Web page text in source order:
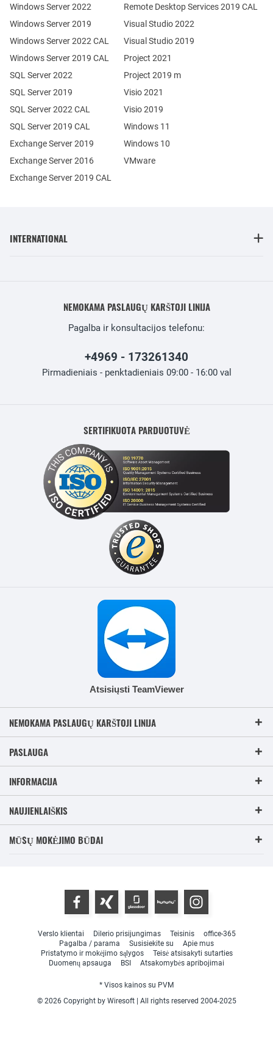
Windows Server 2022
Windows Server 2019
Exchange Server 2019
Exchange Server 2016
SQL Server 2022
SQL Server 2019
Windows Server 2022 CAL
Windows Server 2019 CAL
SQL Server 2022 CAL
SQL Server 2019 CAL
Remote Desktop Services 2019 CAL
Exchange Server 2019 CAL
Visual Studio 2022
Visual Studio 2019
Project 2021
Project 2019 m
Visio 2021
Visio 2019
Windows 11
Windows 10
VMware
INTERNATIONAL
NEMOKAMA PASLAUGŲ KARŠTOJI LINIJA
Pagalba ir konsultacijos telefonu:
+4969 - 173261340
Pirmadieniais - penktadieniais 09:00 - 16:00 val
SERTIFIKUOTA PARDUOTUVĖ
Atsisiųsti TeamViewer
NEMOKAMA PASLAUGŲ KARŠTOJI LINIJA
PASLAUGA
INFORMACIJA
NAUJIENLAIŠKIS
MŪSŲ MOKĖJIMO BŪDAI
Verslo klientai Dilerio prisijungimas Teisinis
office-365
Pagalba / parama
Susisiekite su
Apie mus
Pristatymo ir mokėjimo sąlygos
Teisė atsisakyti sutarties
Duomenų apsauga
BSI Atsakomybės apribojimai
* Visos kainos su PVM
© 2026 Copyright by Wiresoft | All rights reserved 2004-2025